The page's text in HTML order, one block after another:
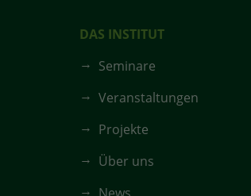
DAS INSTITUT
Seminare
Veranstaltungen
Projekte
Über uns